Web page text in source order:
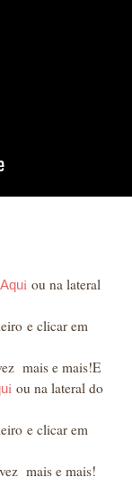
Aqui ou na lateral
e clicar em
mais e mais!E
i ou na lateral do
e clicar em
mais e mais!